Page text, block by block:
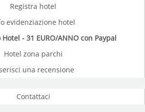
Registra hotel
evidenziazione hotel
- 31 EURO/ANNO con Paypal
Hotel zona parchi
una recensione
Contattaci